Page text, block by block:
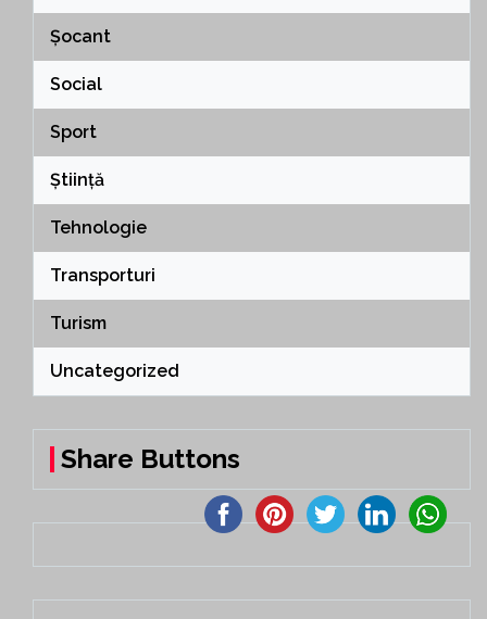
Șocant
Social
Sport
Știință
Tehnologie
Transporturi
Turism
Uncategorized
Share Buttons